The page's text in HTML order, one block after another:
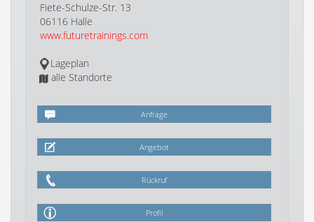
Fiete-Schulze-Str. 13
06116 Halle
www.futuretrainings.com
Lageplan
alle Standorte
Anfrage
Angebot
Rückruf
Profil